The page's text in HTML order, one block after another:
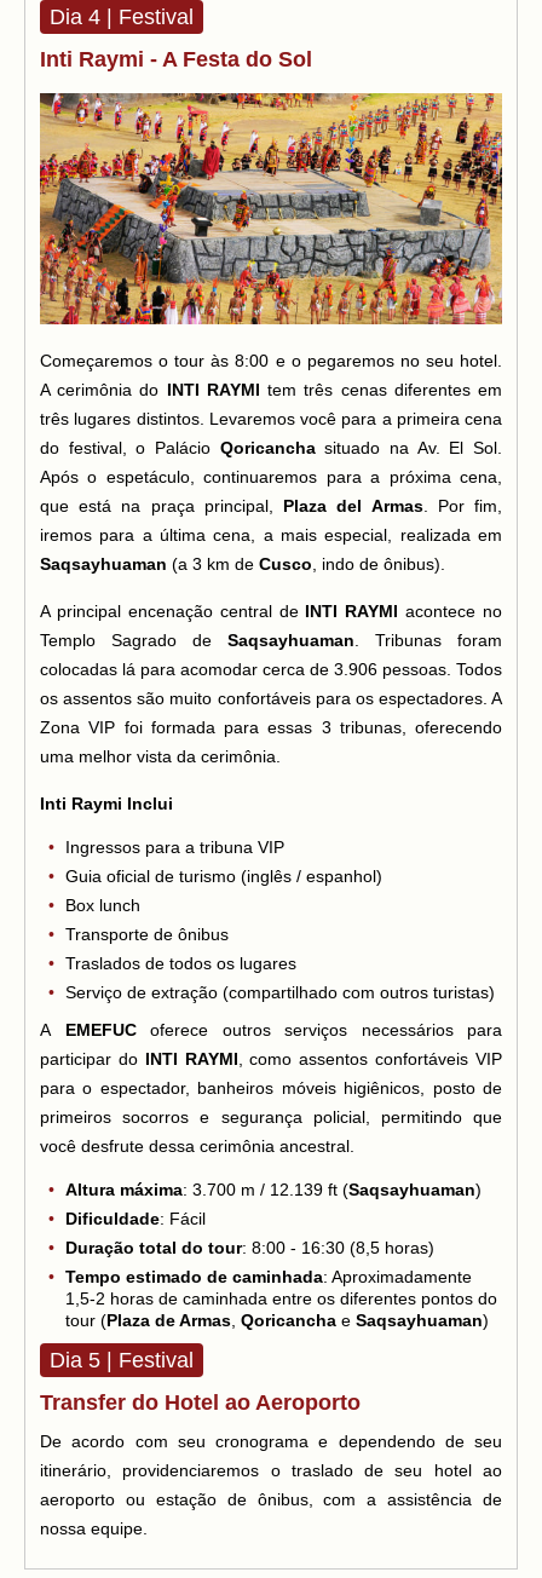
Dia 4 | Festival
Inti Raymi - A Festa do Sol
Começaremos o tour às 8:00 e o pegaremos no seu hotel.
A cerimônia do INTI RAYMI tem três cenas diferentes em
três lugares distintos. Levaremos você para a primeira cena
do festival, o Palácio Qoricanchasituado na Av. El Sol.
Após o espetáculo, continuaremos para a próxima cena,
que está na praça principal, Plaza del Armas. Por fim,
iremos para a última cena, a mais especial, realizada em
Saqsayhuaman (a 3 km de Cusco , indo de ônibus).
A principal encenação central de INTI RAYMI acontece no
Templo Sagrado de Saqsayhuaman . Tribunas foram
colocadas lá para acomodar cerca de 3.906 pessoas. Todos
os assentos são muito confortáveis para os espectadores. A
Zona VIP foi formada para essas 3 tribunas, oferecendo
uma melhor vista da cerimônia.
Inti Raymi Inclui
Ingressos para a tribuna VIP
Guia oficial de turismo (inglês / espanhol)
Box lunch
Transporte de ônibus
Traslados de todos os lugares
Serviço de extração (compartilhado com outros turistas)
A EMEFUCoferece outros serviços necessários para
participar do INTI RAYMI , como assentos confortáveis VIP
para o espectador, banheiros móveis higiênicos, posto de
primeiros socorros e segurança policial, permitindo que
você desfrute dessa cerimônia ancestral.
Altura máxima: 3.700 m / 12.139 ft (Saqsayhuaman)
Dificuldade: Fácil
Duração total do tour: 8:00 - 16:30 (8,5 horas)
Tempo estimado de caminhada: Aproximadamente
1,5-2 horas de caminhada entre os diferentes pontos do
tour (Plaza de Armas Qoricancha e Saqsayhuaman)
Dia 5 | Festival
Transfer do Hotel ao Aeroporto
De acordo com seu cronograma e dependendo de seu
itinerário, providenciaremos o traslado de seu hotel ao
aeroporto ou estação de ônibus, com a assistência de
nossa equipe.